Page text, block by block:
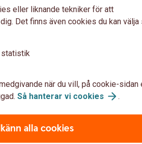
eller liknande tekniker för att
Det finns även cookies du kan välja
statistik
när du vill, på cookie-sidan
Så hanterar vi cookies .
alla cookies